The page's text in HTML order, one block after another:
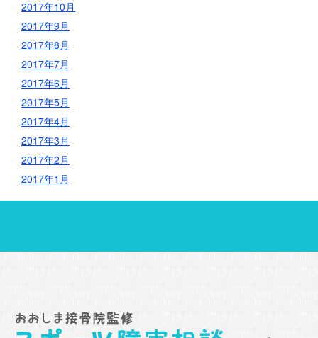
2017年10月
2017年9月
2017年8月
2017年7月
2017年6月
2017年5月
2017年4月
2017年3月
2017年2月
2017年1月